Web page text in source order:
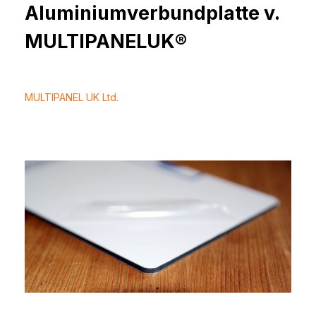
Aluminiumverbundplatte v.
MULTIPANELUK®
MULTIPANEL UK Ltd.